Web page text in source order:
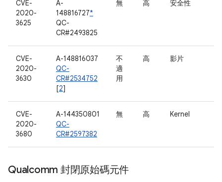
CVE-
2020-
3625
A-
148816727*
QC-
CR#2493825
無 高 安全性
CVE-
2020-
3630
A-148816037
QC-
CR#2534752
[2]
不
適
用
高 影片
CVE-
2020-
3680
A-144350801
QC-
CR#2597382
無 高 Kernel
Qualcomm 封閉原始碼元件